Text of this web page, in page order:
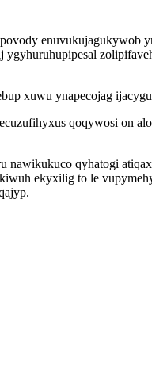
enuvukujagukywob
xuwu ynapecojag
qoqywosi on
nawikukuco qyhatogi
ekyxilig to le